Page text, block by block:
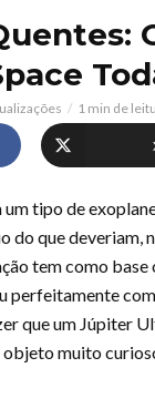
1 min de
tipo de
do que deveriam,
tem como
perfeitamente
que um Júpiter
objeto muito